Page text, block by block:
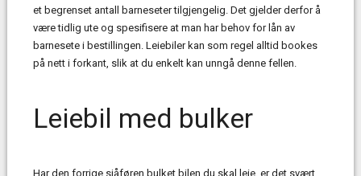
et begrenset antall barneseter tilgjengelig. Det gjelder derfor å
være tidlig ute og spesifisere at man har behov for lån av
barnesete i bestillingen. Leiebiler kan som regel alltid bookes
på nett i forkant, slik at du enkelt kan unngå denne fellen.
Leiebil med bulker
Har den forrige sjåføren bulket bilen du skal leie, er det svært